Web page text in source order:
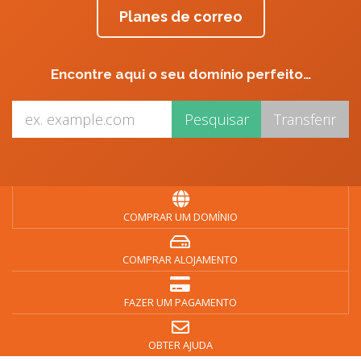
Planes de correo
Encontre aqui o seu domínio perfeito…
COMPRAR UM DOMÍNIO
COMPRAR ALOJAMENTO
FAZER UM PAGAMENTO
OBTER AJUDA